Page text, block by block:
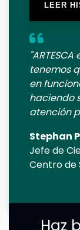
LEER
tenemos
en
haciendo
atención
Stephan
Jefe de
Centro de
Haz